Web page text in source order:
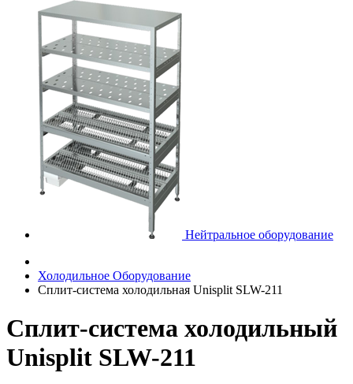
Нейтральное оборудование
Холодильное Оборудование
Сплит-система холодильная Unisplit SLW-211
Сплит-система холодильный
Unisplit SLW-211